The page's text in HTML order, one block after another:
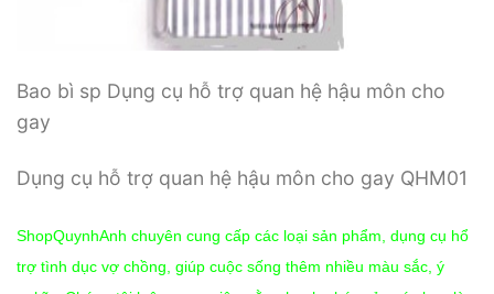
Bao bì sp Dụng cụ hỗ trợ quan hệ hậu môn cho
gay
Dụng cụ hỗ trợ quan hệ hậu môn cho gay QHM01
ShopQuynhAnh chuyên cung cấp các loại sản phẩm, dụng cụ hổ
trợ tình dục vợ chồng, giúp cuộc sống thêm nhiều màu sắc, ý